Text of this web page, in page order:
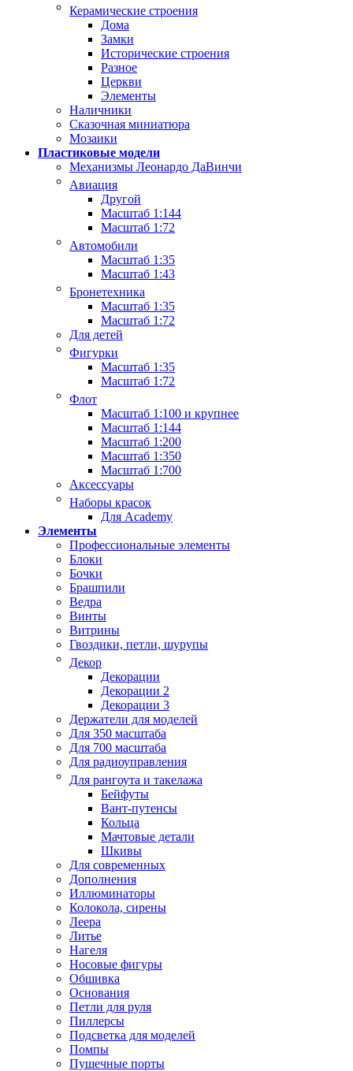
Керамические строения
Дома
Замки
Исторические строения
Разное
Церкви
Элементы
Наличники
Сказочная миниатюра
Мозаики
Пластиковые модели
Механизмы Леонардо ДаВинчи
Авиация
Другой
Масштаб 1:144
Масштаб 1:72
Автомобили
Масштаб 1:35
Масштаб 1:43
Бронетехника
Масштаб 1:35
Масштаб 1:72
Для детей
Фигурки
Масштаб 1:35
Масштаб 1:72
Флот
Масштаб 1:100 и крупнее
Масштаб 1:144
Масштаб 1:200
Масштаб 1:350
Масштаб 1:700
Аксессуары
Наборы красок
Для Academy
Элементы
Профессиональные элементы
Блоки
Бочки
Брашпили
Ведра
Винты
Витрины
Гвоздики, петли, шурупы
Декор
Декорации
Декорации 2
Декорации 3
Держатели для моделей
Для 350 масштаба
Для 700 масштаба
Для радиоуправления
Для рангоута и такелажа
Бейфуты
Вант-путенсы
Кольца
Мачтовые детали
Шкивы
Для современных
Дополнения
Иллюминаторы
Колокола, сирены
Леера
Литье
Нагеля
Носовые фигуры
Обшивка
Основания
Петли для руля
Пиллерсы
Подсветка для моделей
Помпы
Пушечные порты